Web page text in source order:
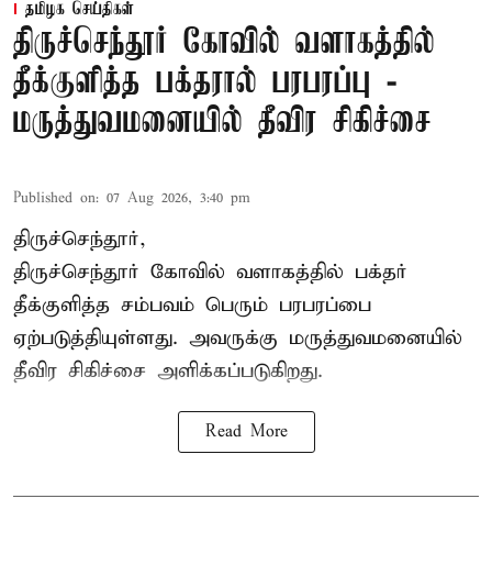
தமிழக செய்திகள்
திருச்செந்தூர் கோவில் வளாகத்தில்
தீக்குளித்த பக்தரால் பரபரப்பு -
மருத்துவமனையில் தீவிர சிகிச்சை
Published on: 07 Aug 2026, 3:40 pm
திருச்செந்தூர்,
திருச்செந்தூர் கோவில் வளாகத்தில் பக்தர்
தீக்குளித்த சம்பவம் பெரும் பரபரப்பை
ஏற்படுத்தியுள்ளது. அவருக்கு மருத்துவமனையில்
தீவிர சிகிச்சை அளிக்கப்படுகிறது.
Read More